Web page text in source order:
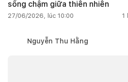
sống chậm giữa thiên nhiên
27/06/2026, lúc 10:00 1
Nguyễn Thu Hằng